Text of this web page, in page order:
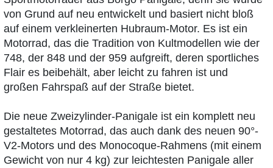
von Grund auf neu entwickelt und basiert nicht bloß
auf einem verkleinerten Hubraum-Motor. Es ist ein
Motorrad, das die Tradition von Kultmodellen wie der
748, der 848 und der 959 aufgreift, deren sportliches
Flair es beibehält, aber leicht zu fahren ist und
großen Fahrspaß auf der Straße bietet.
Die neue Zweizylinder-Panigale ist ein komplett neu
gestaltetes Motorrad, das auch dank des neuen 90°-
V2-Motors und des Monocoque-Rahmens (mit einem
Gewicht von nur 4 kg) zur leichtesten Panigale aller